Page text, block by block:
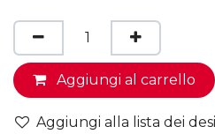
Aggiungi al carrello
Aggiungi alla lista dei